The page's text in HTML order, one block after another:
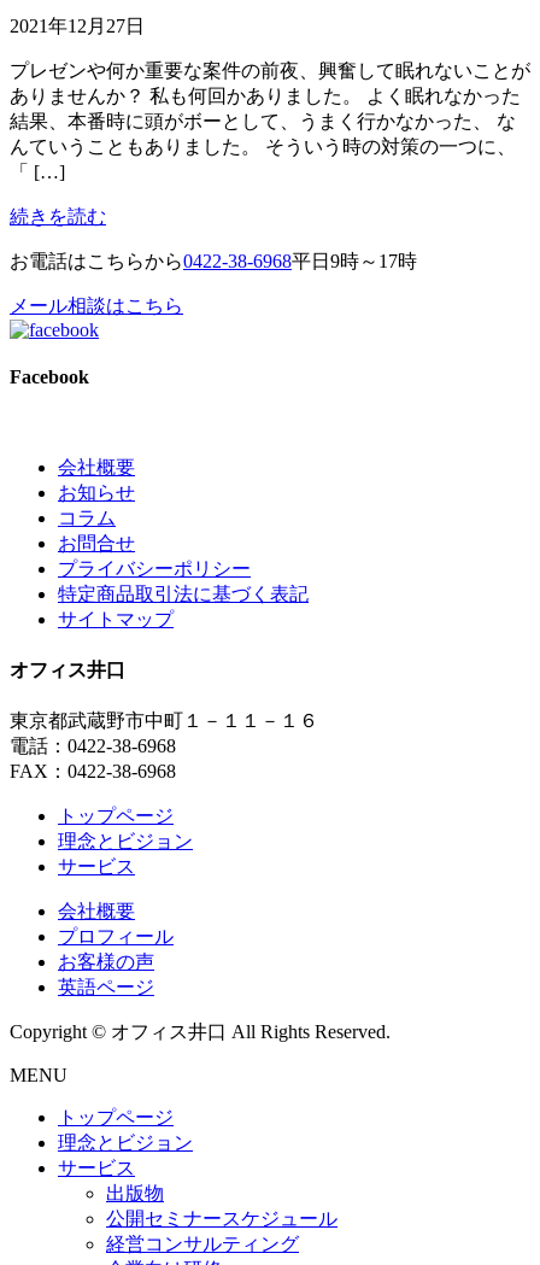
2021年12月27日
プレゼンや何か重要な案件の前夜、興奮して眠れないことが
ありませんか？ 私も何回かありました。 よく眠れなかった
結果、本番時に頭がボーとして、うまく行かなかった、 な
んていうこともありました。 そういう時の対策の一つに、
「 […]
続きを読む
お電話はこちらから0422-38-6968平日9時～17時
メール相談はこちら
Facebook
会社概要
お知らせ
コラム
お問合せ
プライバシーポリシー
特定商品取引法に基づく表記
サイトマップ
オフィス井口
東京都武蔵野市中町１－１１－１６
電話：0422-38-6968
FAX：0422-38-6968
トップページ
理念とビジョン
サービス
会社概要
プロフィール
お客様の声
英語ページ
Copyright © オフィス井口 All Rights Reserved.
MENU
トップページ
理念とビジョン
サービス
出版物
公開セミナースケジュール
経営コンサルティング